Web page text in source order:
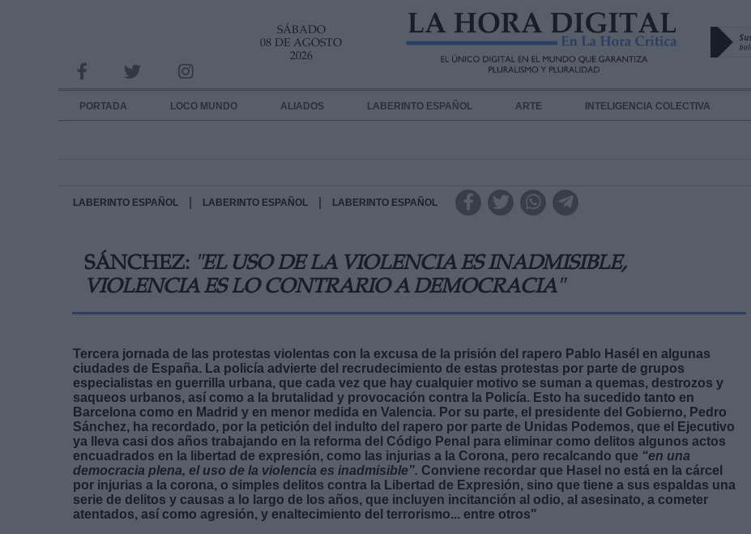
SÁBADO
08 DE AGOSTO
2026
PORTADA LOCO MUNDO ALIADOS LABERINTO ESPAÑOL ARTE INTELIGENCIA COLECTIVA
LABERINTO ESPAÑOL LABERINTO ESPAÑOL LABERINTO ESPAÑOL
SÁNCHEZ: "EL USO DE LA VIOLENCIA ES INADMISIBLE,
VIOLENCIA ES LO CONTRARIO A DEMOCRACIA"
Tercera jornada de las protestas violentas con la excusa de la prisión del rapero Pablo Hasél en algunas
ciudades de España. La policía advierte del recrudecimiento de estas protestas por parte de grupos
especialistas en guerrilla urbana, que cada vez que hay cualquier motivo se suman a quemas, destrozos y
saqueos urbanos, así como a la brutalidad y provocación contra la Policía. Esto ha sucedido tanto en
Barcelona como en Madrid y en menor medida en Valencia. Por su parte, el presidente del Gobierno, Pedro
Sánchez, ha recordado, por la petición del indulto del rapero por parte de Unidas Podemos, que el Ejecutivo
ya lleva casi dos años trabajando en la reforma del Código Penal para eliminar como delitos algunos actos
encuadrados en la libertad de expresión, como las injurias a la Corona, pero recalcando que “en una
democracia plena, el uso de la violencia es inadmisible”. Conviene recordar que Hasel no está en la cárcel
por injurias a la corona, o simples delitos contra la Libertad de Expresión, sino que tiene a sus espaldas una
serie de delitos y causas a lo largo de los años, que incluyen incitanción al odio, al asesinato, a cometer
atentados, así como agresión, y enaltecimiento del terrorismo... entre otros"
INFORMACION SOBRE LA PROTECCIÓN DE TUS DATOS
Responsable:
Destinatarios:
link
Información adicional
link